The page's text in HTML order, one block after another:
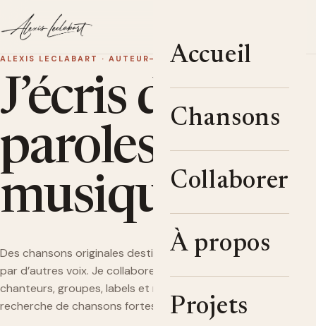
Accueil
Chansons
Collaborer
À propos
Projets
ALEXIS LECLABART · AUTEUR-COMPOSITEUR
J’écris des
paroles et des
musiques.
Des chansons originales destinées à être interprétées
par d’autres voix. Je collabore avec des chanteuses,
chanteurs, groupes, labels et maisons de disques à la
recherche de chansons fortes et singulières.